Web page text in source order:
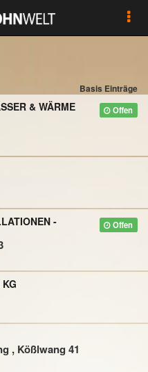
Basis Einträge
Offen
& WÄRME
Offen
-
, Kößlwang 41